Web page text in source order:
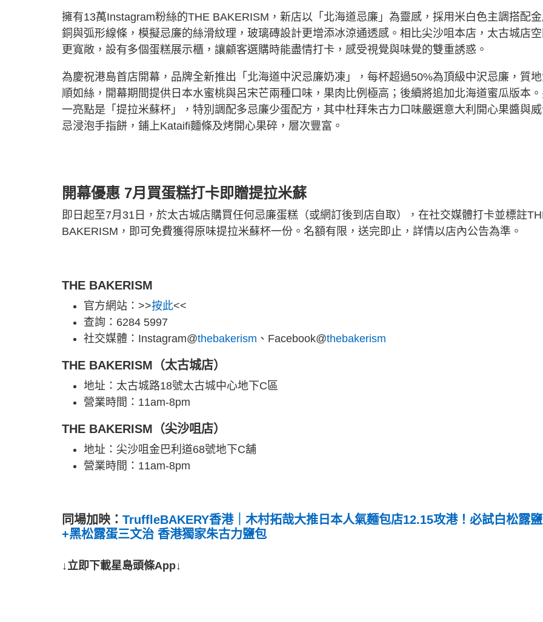
擁有13萬Instagram粉絲的THE BAKERISM，新店以「北海道忌廉」為靈感，採用米白色主調搭配
銅與弧形線條，模擬忌廉的絲滑紋理，玻璃磚設計更增添冰涼通透感。相比尖沙咀本店，太古城店
更寬敞，設有多個蛋糕展示櫃，讓顧客選購時能盡情打卡，感受視覺與味覺的雙重誘惑。
為慶祝港島首店開幕，品牌全新推出「北海道中沢忌廉奶凍」，每杯超過50%為頂級中沢忌廉，質
順如絲，開幕期間提供日本水蜜桃與呂宋芒兩種口味，果肉比例極高；後續將追加北海道蜜瓜版本
一亮點是「提拉米蘇杯」，特別調配多忌廉少蛋配方，其中杜拜朱古力口味嚴選意大利開心果醬與
忌浸泡手指餅，鋪上Kataifi麵條及烤開心果碎，層次豐富。
開幕優惠 7月買蛋糕打卡即贈提拉米蘇
即日起至7月31日，於太古城店購買任何忌廉蛋糕（或網訂後到店自取），在社交媒體打卡並標註
BAKERISM，即可免費獲得原味提拉米蘇杯一份。名額有限，送完即止，詳情以店內公告為準。
THE BAKERISM
官方網站：>>按此<<
查詢：6284 5997
社交媒體：Instagram@thebakerism 、Facebook@thebakerism
THE BAKERISM（太古城店）
地址：太古城路18號太古城中心地下C區
營業時間：11am-8pm
THE BAKERISM（尖沙咀店）
地址：尖沙咀金巴利道68號地下C舖
營業時間：11am-8pm
同場加映： TruffleBAKERY香港｜木村拓哉大推日本人氣麵包店12.15攻港！必試白松露
+黑松露蛋三文治 香港獨家朱古力鹽包
↓立即下載星島頭條App↓